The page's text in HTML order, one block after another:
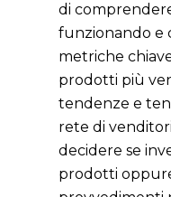
di
funzionando e
metriche
prodotti più
tendenze e
rete di
decidere se
prodotti